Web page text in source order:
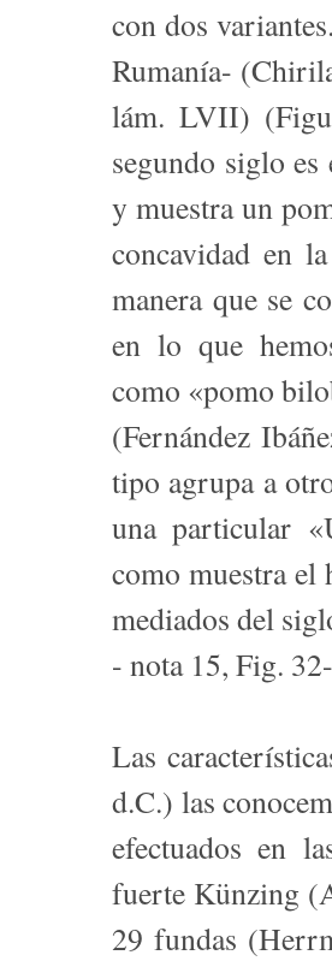
con dos
Rumanía-
lám. LVII)
segundo siglo
y muestra un
concavidad en
ma­nera que se
en lo que
como «pomo
(Fernández
tipo agrupa a
una particular
como muestra
mediados del
- nota 15, Fig.
Las
d.C.) las
efectuados en
fuerte Künzing
29 fundas